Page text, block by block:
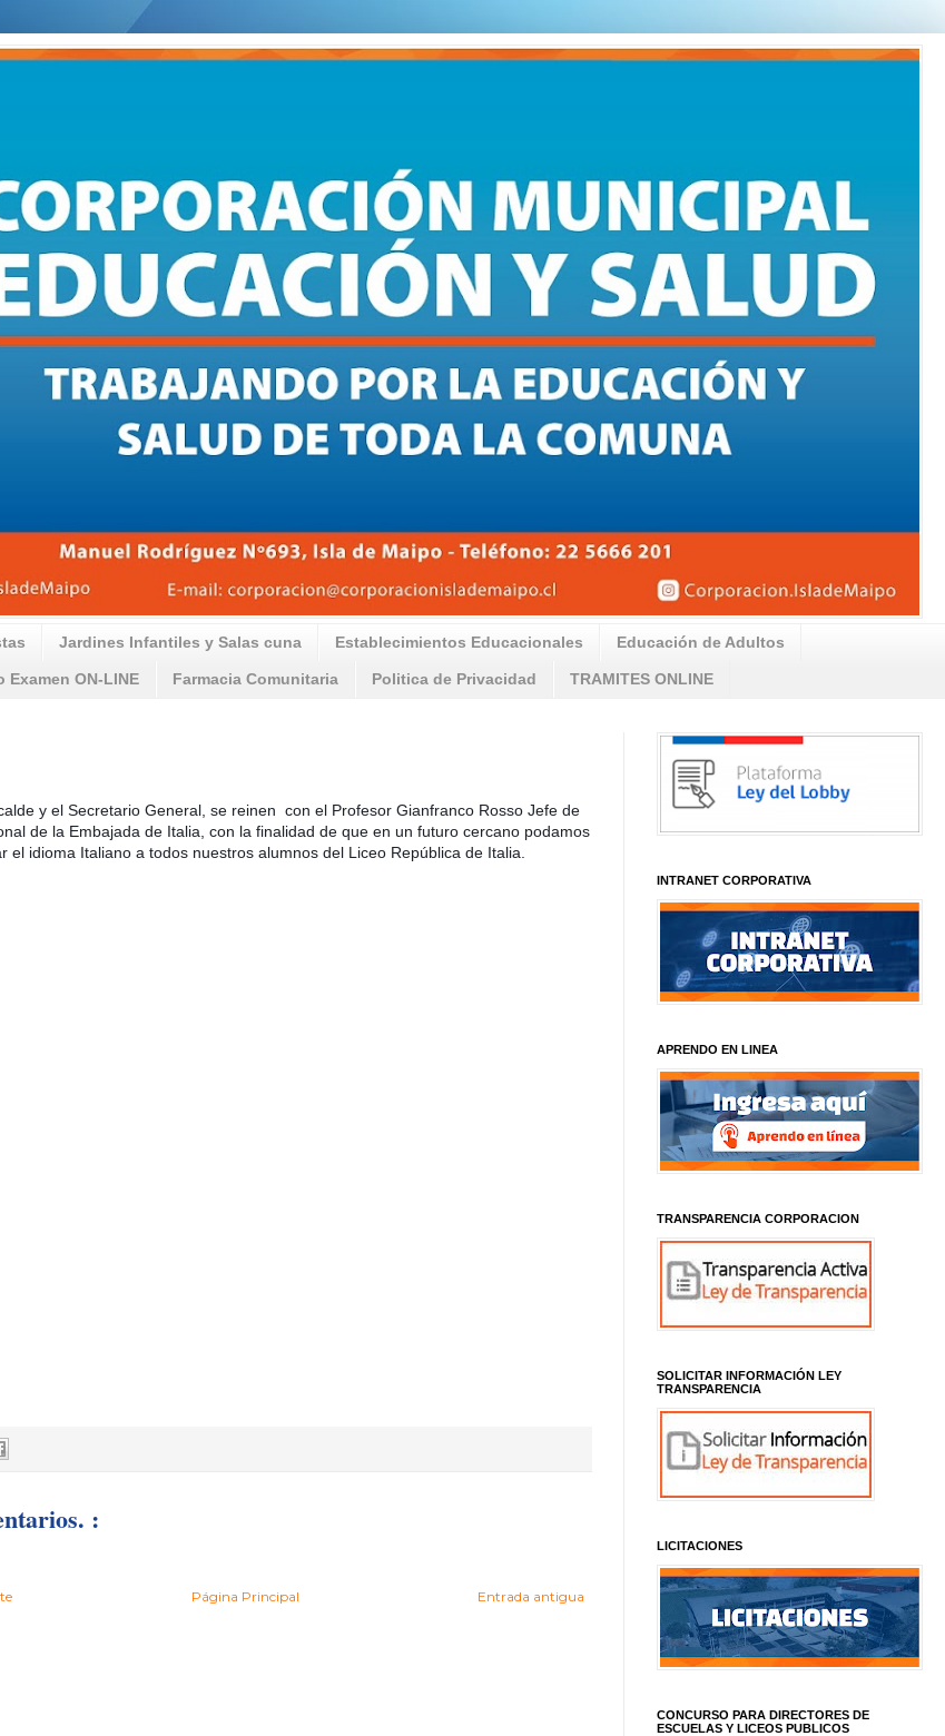
Jardines Infantiles y Salas cuna Establecimientos Educacionales Educación de Adultos
Examen ON-LINE Farmacia Comunitaria Politica de Privacidad TRAMITES ONLINE
y el Secretario General, se reinen con el Profesor Gianfranco Rosso Jefe de
de la Embajada de Italia, con la finalidad de que en un futuro cercano podamos
el idioma Italiano a todos nuestros alumnos del Liceo República de Italia.
:
Entrada antigua
Página Principal
INTRANET CORPORATIVA
APRENDO EN LINEA
TRANSPARENCIA CORPORACION
SOLICITAR INFORMACIÓN LEY
TRANSPARENCIA
LICITACIONES
CONCURSO PARA DIRECTORES DE
ESCUELAS Y LICEOS PUBLICOS